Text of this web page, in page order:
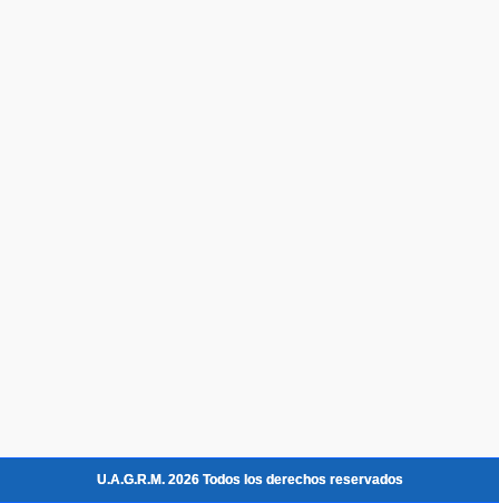
U.A.G.R.M. 2026 Todos los derechos reservados